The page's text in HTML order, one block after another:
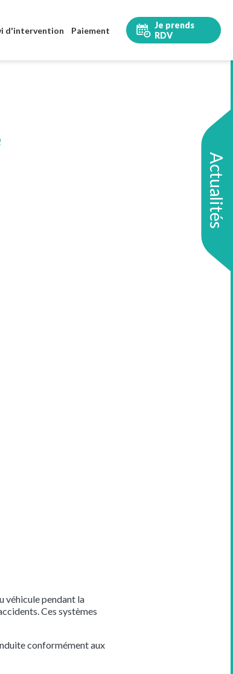
d'intervention Paiement
Je prends
RDV
Actualités
véhicule pendant la
Ces systèmes
conformément aux